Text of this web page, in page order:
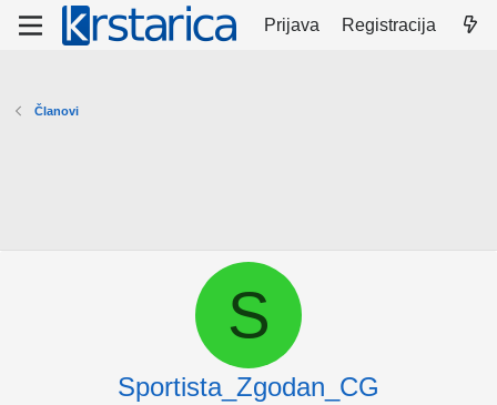
Prijava Registracija
Članovi
S
Sportista_Zgodan_CG